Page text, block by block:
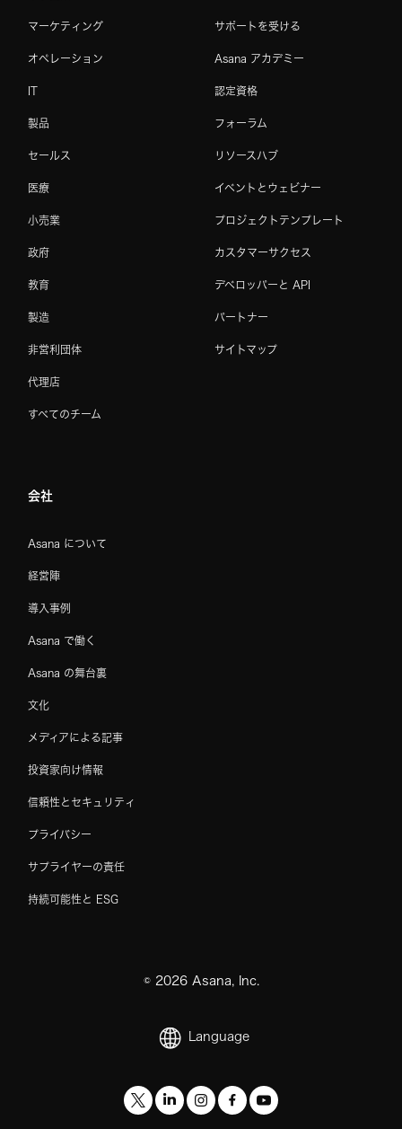
マーケティング
オペレーション
IT
製品
セールス
医療
小売業
政府
教育
製造
非営利団体
代理店
すべてのチーム
サポートを受ける
Asana アカデミー
認定資格
フォーラム
リソースハブ
イベントとウェビナー
プロジェクトテンプレート
カスタマーサクセス
デベロッパーと API
パートナー
サイトマップ
会社
Asana について
経営陣
導入事例
Asana で働く
Asana の舞台裏
文化
メディアによる記事
投資家向け情報
信頼性とセキュリティ
プライバシー
サプライヤーの責任
持続可能性と ESG
© 2026Asana, Inc.
Language